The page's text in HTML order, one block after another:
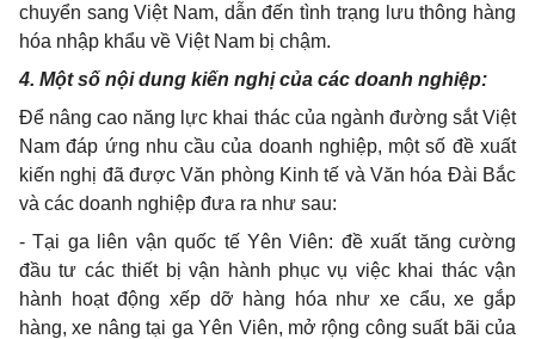
chuyển sang Việt Nam, dẫn đến tình trạng lưu thông hàng
hóa nhập khẩu về Việt Nam bị chậm.
4. Một số nội dung kiến nghị của các doanh nghiệp:
Để nâng cao năng lực khai thác của ngành đường sắt Việt
Nam đáp ứng nhu cầu của doanh nghiệp, một số đề xuất
kiến nghị đã được Văn phòng Kinh tế và Văn hóa Đài Bắc
và các doanh nghiệp đưa ra như sau:
- Tại ga liên vận quốc tế Yên Viên: đề xuất tăng cường
đầu tư các thiết bị vận hành phục vụ việc khai thác vận
hành hoạt động xếp dỡ hàng hóa như xe cẩu, xe gắp
hàng, xe nâng tại ga Yên Viên, mở rộng công suất bãi của